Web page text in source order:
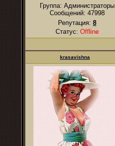
Группа: Администраторы
Сообщений: 47998
Репутация: 8
Статус: Offline
krasavishna